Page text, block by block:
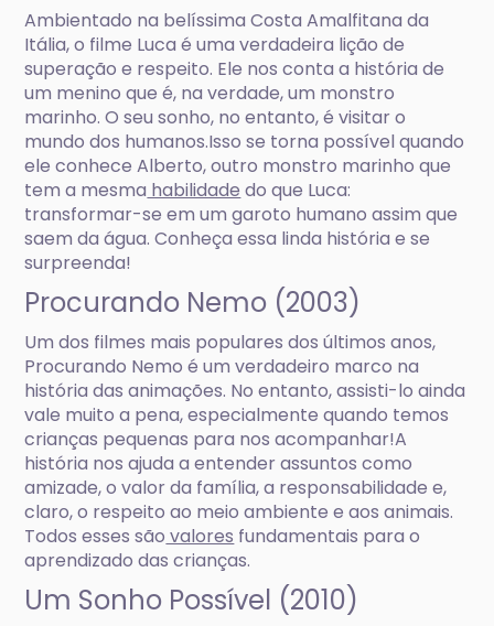
Ambientado na belíssima Costa Amalfitana da
Itália, o filme Luca é uma verdadeira lição de
superação e respeito. Ele nos conta a história de
um menino que é, na verdade, um monstro
marinho. O seu sonho, no entanto, é visitar o
mundo dos humanos.Isso se torna possível quando
ele conhece Alberto, outro monstro marinho que
tem a mesma habilidade do que Luca:
transformar-se em um garoto humano assim que
saem da água. Conheça essa linda história e se
surpreenda!
Procurando Nemo (2003)
Um dos filmes mais populares dos últimos anos,
Procurando Nemo é um verdadeiro marco na
história das animações. No entanto, assisti-lo ainda
vale muito a pena, especialmente quando temos
crianças pequenas para nos acompanhar!A
história nos ajuda a entender assuntos como
amizade, o valor da família, a responsabilidade e,
claro, o respeito ao meio ambiente e aos animais.
Todos esses são valores fundamentais para o
aprendizado das crianças.
Um Sonho Possível (2010)